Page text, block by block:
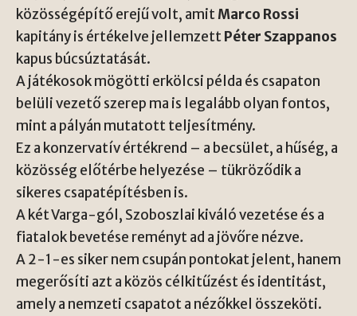
közösségépítő erejű volt, amitMarco Rossi
kapitány is értékelve jellemzettPéter Szappanos
kapus búcsúztatását.
A játékosok mögötti erkölcsi példa és csapaton
belüli vezető szerep ma is legalább olyan fontos,
mint a pályán mutatott teljesítmény.
Ez a konzervatív értékrend – a becsület, a hűség, a
közösség előtérbe helyezése – tükröződik a
sikeres csapatépítésben is.
A két Varga-gól, Szoboszlai kiváló vezetése és a
fiatalok bevetése reményt ad a jövőre nézve.
A 2-1-es siker nem csupán pontokat jelent, hanem
megerősíti azt a közös célkitűzést és identitást,
amely a nemzeti csapatot a nézőkkel összeköti.